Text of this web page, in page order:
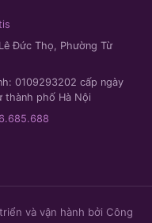
Đức Thọ, Phường Từ
0109293202 cấp ngày
thành phố Hà Nội
và vận hành bởi Công